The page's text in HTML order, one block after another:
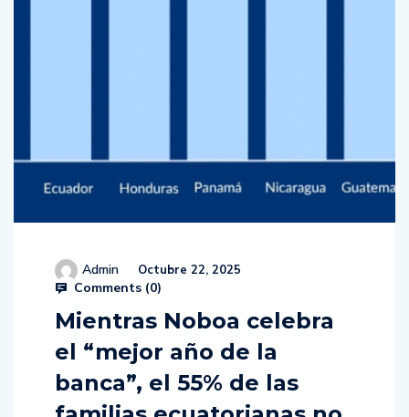
Admin Octubre 22, 2025
Comments (0)
Mientras Noboa celebra
el “mejor año de la
banca”, el 55% de las